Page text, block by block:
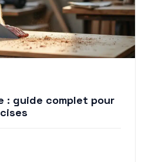
: guide complet pour